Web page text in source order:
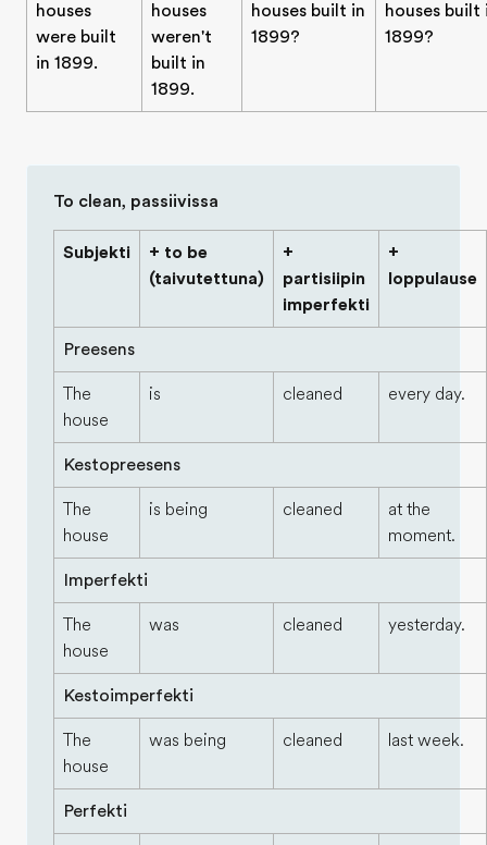
houses
were built
in 1899.
houses
weren't
built in
1899.
houses built in
1899?
houses built
1899?
To clean, passiivissa
Subjekti
+ to be
(taivutettuna)
+
partisiipin
imperfekti
+
loppulause
Preesens
The
house
is cleaned every day.
Kestopreesens
The
house
is being cleaned
at the
moment.
Imperfekti
The
house
was cleaned yesterday.
Kestoimperfekti
The
house
was being cleaned last week.
Perfekti